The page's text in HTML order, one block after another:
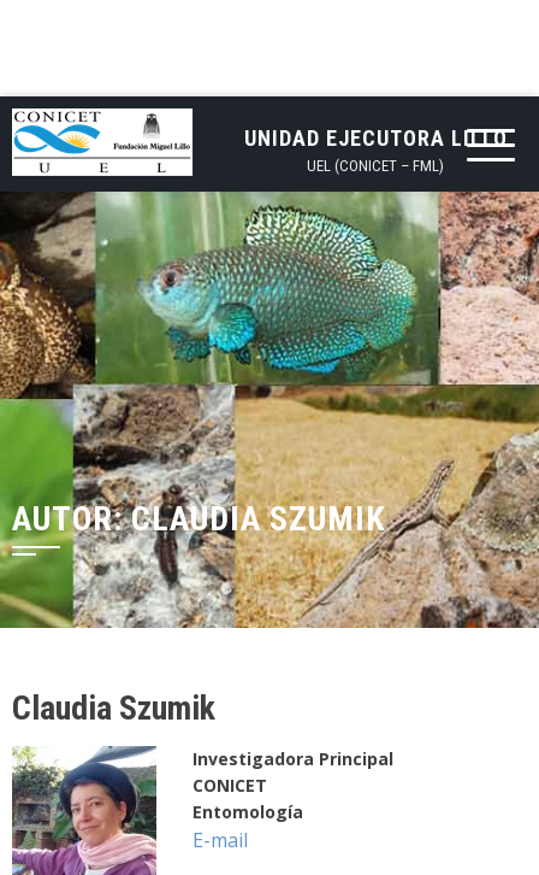
UNIDAD EJECUTORA LILLO
UEL (CONICET – FML)
AUTOR:CLAUDIA SZUMIK
Claudia Szumik
Investigadora Principal
CONICET
Entomología
E-mail